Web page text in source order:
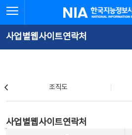
문
로
가
체
뉴
바
가
한국지능정보사회진흥원
사업별웹사이트연락처
조직도
사업별웹사이트연락처